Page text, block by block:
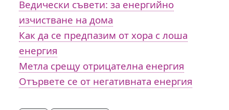
Ведически съвети: за енергийно
изчистване на дома
Как да се предпазим от хора с лоша
енергия
Метла срещу отрицателна енергия
Отървете се от негативната енергия